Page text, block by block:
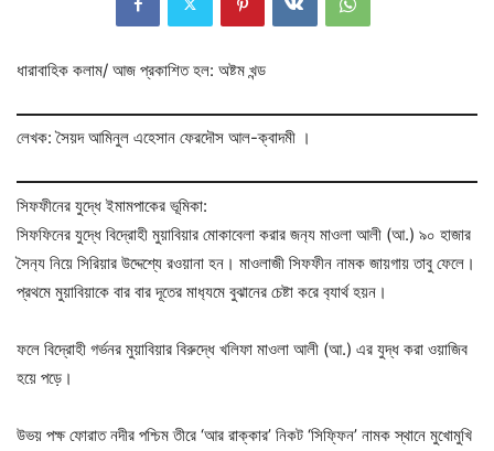
ধারাবাহিক কলাম/ আজ প্রকাশিত হল: অষ্টম খন্ড
লেখক: সৈয়দ আমিনুল এহেসান ফেরদৌস আল-ক্বাদমী ।
সিফফীনের যুদ্ধে ইমামপাকের ভূমিকা:
সিফফিনের যুদ্ধে বিদ্রোহী মুয়াবিয়ার মোকাবেলা করার জন‍্য মাওলা আলী (আ.) ৯০ হাজার
সৈন‍্য নিয়ে সিরিয়ার উদ্দেশ্যে রওয়ানা হন। মাওলাজী সিফফীন নামক জায়গায় তাবু ফেলে।
প্রথমে মুয়াবিয়াকে বার বার দূতের মাধ‍্যমে বুঝানের চেষ্টা করে ব‍্যার্থ হয়ন।
ফলে বিদ্রোহী গর্ভনর মুয়াবিয়ার বিরুদ্ধে খলিফা মাওলা আলী (আ.) এর যুদ্ধ করা ওয়াজিব
হয়ে পড়ে।
উভয় পক্ষ ফোরাত নদীর পশ্চিম তীরে ‘আর রাক্কার’ নিকট ‘সিফ্ফিন’ নামক স্থানে মুখোমুখি